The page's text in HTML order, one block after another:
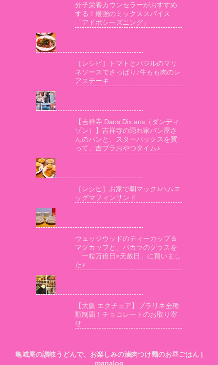
分子栄養カウンセラーがおすすめ
する！最強のミックススパイス
「アドボシーズニング」
［レシピ］トマトとバジルのマリ
ネソースでさっぱり♪牛もも肉のレ
アステーキ
【吉祥寺 Dans Dix ans（ダンディ
ゾン）】吉祥寺の隠れ家パン屋さ
んのパンと、スターバックスを買
って、吉ブラおやつタイム♪
［レシピ］お家で朝マック♪ハムエ
ッグマフィンサンド
ウェッジウッドのティーカップ＆
マグカップと、バカラのグラスを
「一粒万倍日×天赦日」に買いまし
た♪
【大阪 エクチュア】プラリネ全種
類制覇！チョコレートのお取り寄
せ
亀城庵の讃岐うどんで、お楽しみの滷肉つけ麺のお昼ごはん |
manalog